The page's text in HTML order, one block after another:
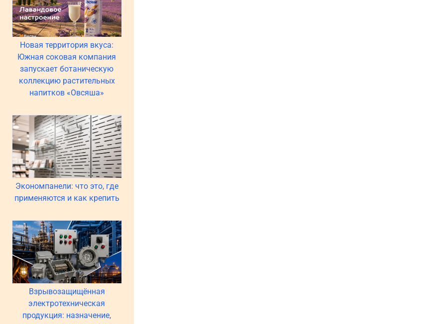
Новая территория вкуса:
Южная соковая компания
запускает ботаническую
коллекцию растительных
напитков «Овсяша»
Экономпанели: что это, где
применяются и как крепить
Взрывозащищённая
электротехническая
продукция: назначение,